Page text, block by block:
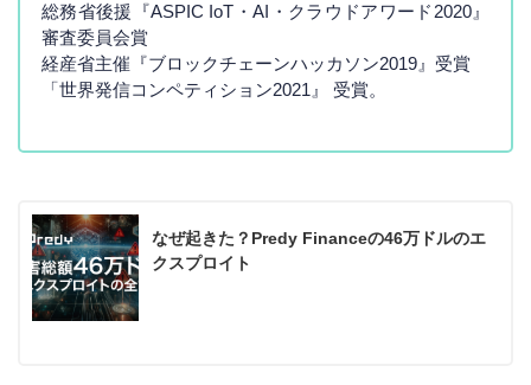
総務省後援『ASPIC IoT・AI・クラウドアワード2020』
審査委員会賞
経産省主催『ブロックチェーンハッカソン2019』受賞
「世界発信コンペティション2021』 受賞。
なぜ起きた？Predy Financeの46万ドルのエ
クスプロイト